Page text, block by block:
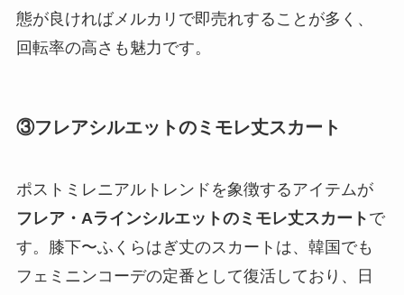
態が良ければメルカリで即売れすることが多く、
回転率の高さも魅力です。
③フレアシルエットのミモレ丈スカート
ポストミレニアルトレンドを象徴するアイテムが
フレア・Aラインシルエットのミモレ丈スカート で
す。膝下〜ふくらはぎ丈のスカートは、韓国でも
フェミニンコーデの定番として復活しており、日